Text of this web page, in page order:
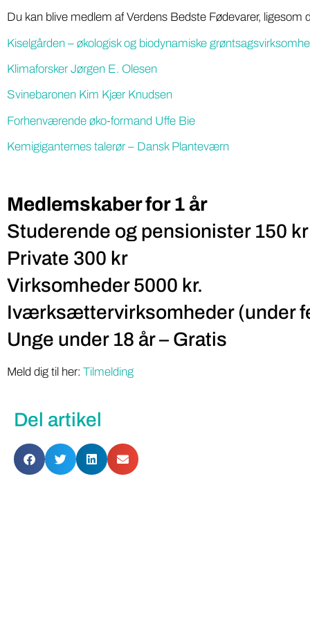
Du kan blive medlem af Verdens Bedste Fødevarer, ligesom
Kiselgården – økologisk og biodynamiske
Klimaforsker Jørgen E. Olesen
Svinebaronen Kim Kjær Knudsen
Forhenværende øko-formand Uffe Bie
Kemigiganternes talerør – Dansk Planteværn
Medlemskaber for 1 år
Studerende og pensionister 150 kr
Private 300 kr
Virksomheder 5000 kr.
Iværksættervirksomheder (under
Unge under 18 år – Gratis
Meld dig til her: Tilmelding
med pesticidholdninger
To DR-podcasts om kemikalier med Huxi
Bach som vært og Nina Cedergreen som
gæst, bør være pligtlytning for alle med ...
på ny
Del artikel